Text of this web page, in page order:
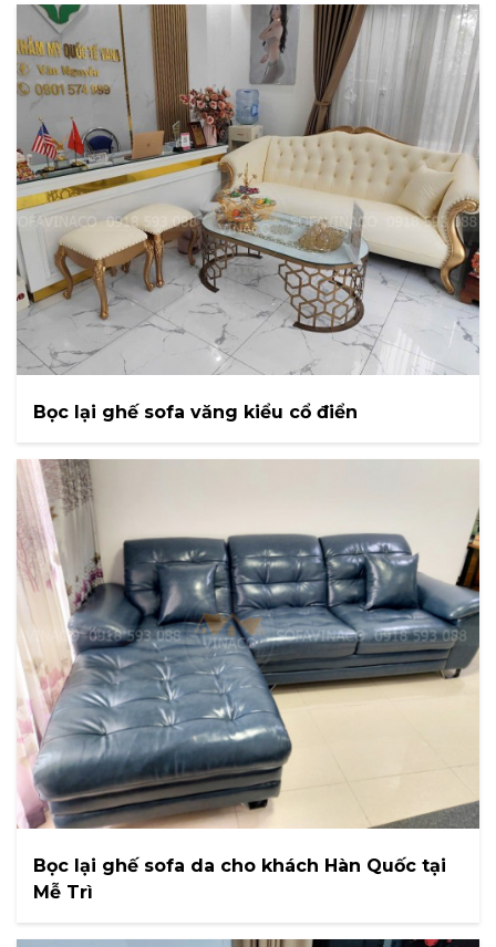
Bọc lại ghế sofa văng kiểu cổ điển
Bọc lại ghế sofa da cho khách Hàn Quốc tại
Mễ Trì